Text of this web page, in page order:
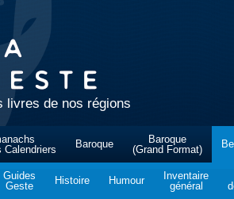
livres de nos régions
Calendriers
Baroque
Baroque
(Grand Format)
Guides
Geste
Histoire Humour
Inventaire
général